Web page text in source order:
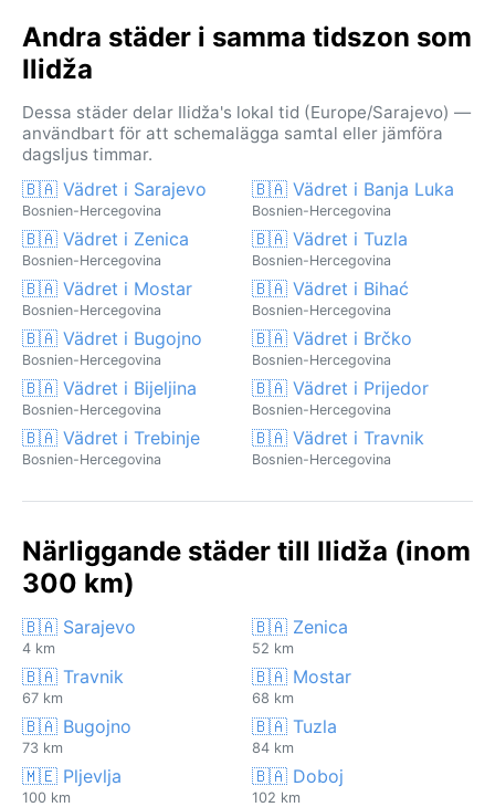
Andra städer i samma tidszon som
Ilidža
Dessa städer delar Ilidža's lokal tid (Europe/Sarajevo) —
användbart för att schemalägga samtal eller jämföra
dagsljus timmar.
🇧🇦 Vädret i Sarajevo
Bosnien-Hercegovina
🇧🇦 Vädret i Banja Luka
Bosnien-Hercegovina
🇧🇦 Vädret i Zenica
Bosnien-Hercegovina
🇧🇦 Vädret i Tuzla
Bosnien-Hercegovina
🇧🇦 Vädret i Mostar
Bosnien-Hercegovina
🇧🇦 Vädret i Bihać
Bosnien-Hercegovina
🇧🇦 Vädret i Bugojno
Bosnien-Hercegovina
🇧🇦 Vädret i Brčko
Bosnien-Hercegovina
🇧🇦 Vädret i Bijeljina
Bosnien-Hercegovina
🇧🇦 Vädret i Prijedor
Bosnien-Hercegovina
🇧🇦 Vädret i Trebinje
Bosnien-Hercegovina
🇧🇦 Vädret i Travnik
Bosnien-Hercegovina
Närliggande städer till Ilidža (inom
300 km)
🇧🇦 Sarajevo
4 km
🇧🇦 Zenica
52 km
🇧🇦 Travnik
67 km
🇧🇦 Mostar
68 km
🇧🇦 Bugojno
73 km
🇧🇦 Tuzla
84 km
🇲🇪 Pljevlja
100 km
🇧🇦 Doboj
102 km